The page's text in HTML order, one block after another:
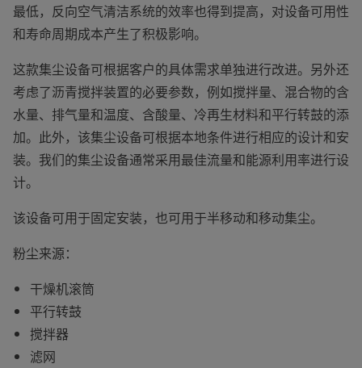
最低，反向空气清洁系统的效率也得到提高，对设备可用性
和寿命周期成本产生了积极影响。
这款集尘设备可根据客户的具体需求单独进行改进。另外还
考虑了沥青搅拌装置的必要参数，例如搅拌量、混合物的含
水量、排气量和温度、含酸量、冷再生材料和平行转鼓的添
加。此外，该集尘设备可根据本地条件进行相应的设计和安
装。我们的集尘设备通常采用最佳流量和能源利用率进行设
计。
该设备可用于固定安装，也可用于半移动和移动集尘。
粉尘来源：
干燥机滚筒
平行转鼓
搅拌器
滤网